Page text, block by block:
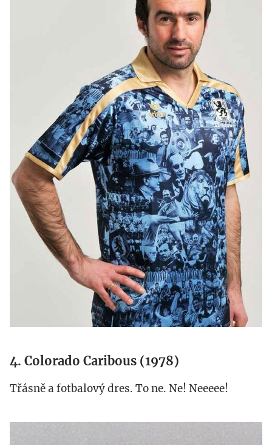
4. Colorado Caribous (1978)
Třásně a fotbalový dres. To ne. Ne! Neeeee!